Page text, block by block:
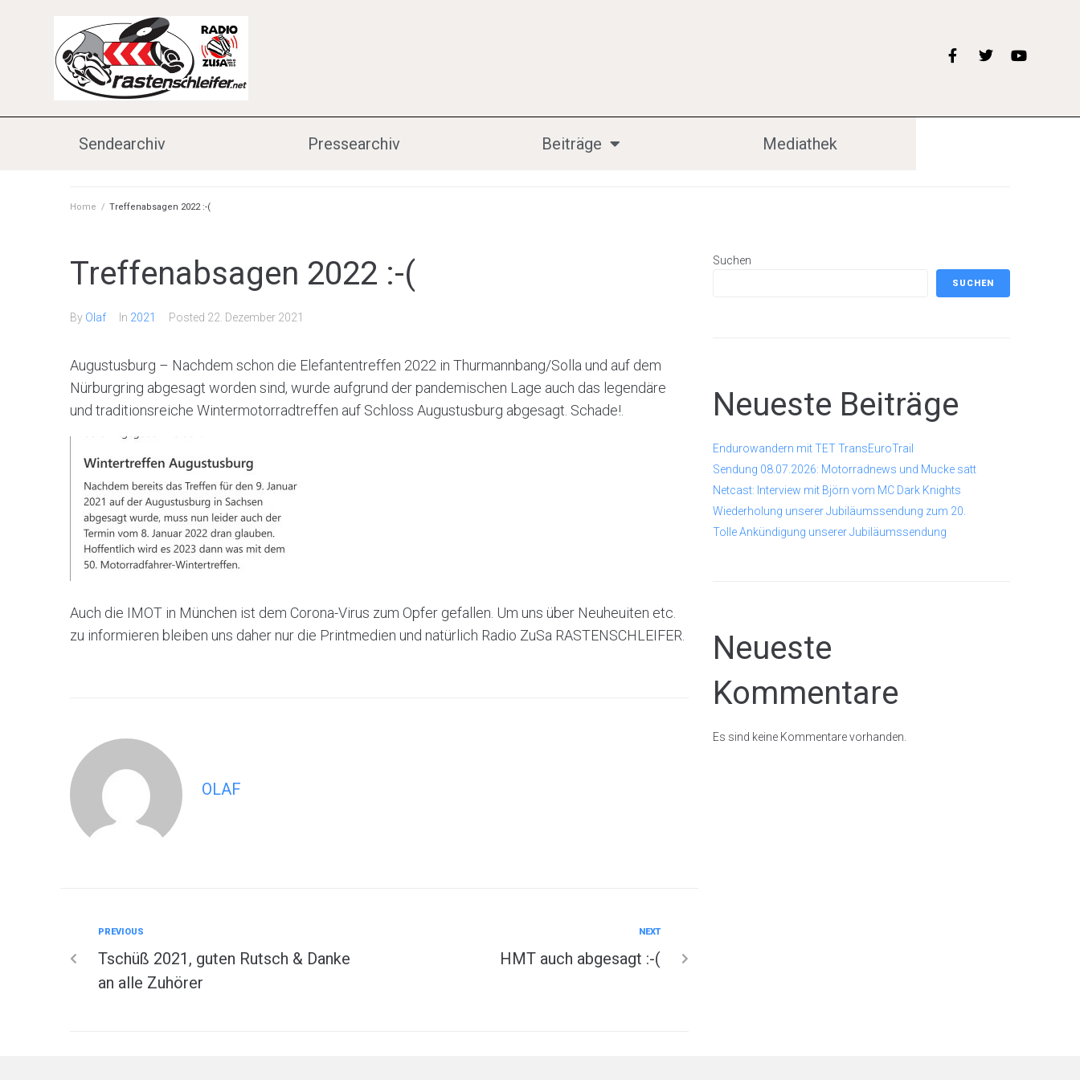
Sendearchiv Pressearchiv Beiträge Mediathek
Home / Treffenabsagen 2022 :-(
Treffenabsagen 2022 :-(
By Olaf In 2021 Posted 22. Dezember 2021
Augustusburg – Nachdem schon die Elefantentreffen 2022 in Thurmannbang/Solla und auf dem
Nürburgring abgesagt worden sind, wurde aufgrund der pandemischen Lage auch das legendäre
und traditionsreiche Wintermotorradtreffen auf Schloss Augustusburg abgesagt. Schade!.
Auch die IMOT in München ist dem Corona-Virus zum Opfer gefallen. Um uns über Neuheuiten etc.
zu informieren bleiben uns daher nur die Printmedien und natürlich Radio ZuSa RASTENSCHLEIFER.
OLAF
PREVIOUS
Tschüß 2021, guten Rutsch & Danke
an alle Zuhörer
NEXT
HMT auch abgesagt :-(
Suchen
SUCHEN
Neueste Beiträge
Endurowandern mit TET TransEuroTrail
Sendung 08.07.2026: Motorradnews und Mucke satt
Netcast: Interview mit Björn vom MC Dark Knights
Wiederholung unserer Jubiläumssendung zum 20.
Tolle Ankündigung unserer Jubiläumssendung
Neueste
Kommentare
Es sind keine Kommentare vorhanden.